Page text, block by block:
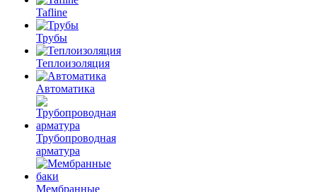
Tafline
Трубы
Теплоизоляция
Автоматика
Трубопроводная
арматура
Мембранные